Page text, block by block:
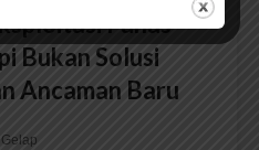
Panas
Bukan Solusi
Ancaman Baru